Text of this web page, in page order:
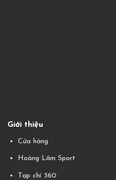
Giới thiệu
Cửa hàng
Hoàng Lâm Sport
Tạp chí 360